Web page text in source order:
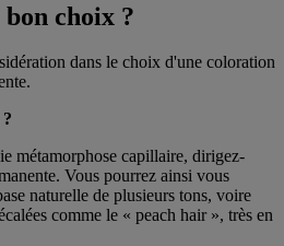
choix ?
dans le choix d'une coloration
métamorphose capillaire, dirigez-
Vous pourrez ainsi vous
naturelle de plusieurs tons, voire
comme le « peach hair », très en